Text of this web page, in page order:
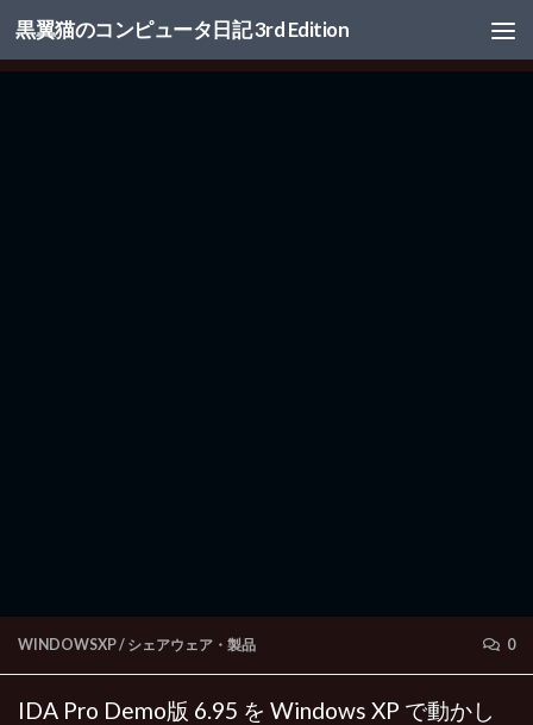
コンテンツへスキップ
黒翼猫のコンピュータ日記 3rd Edition
WINDOWSXP/ シェアウェア・製品 0
IDA Pro Demo版 6.95 を Windows XP で動かし